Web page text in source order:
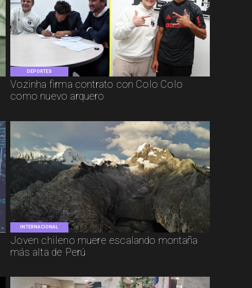
DEPORTES
Vozinha firma contrato con Colo Colo
como nuevo arquero
INTERNACIONAL
Joven chileno muere escalando montaña
más alta de Perú